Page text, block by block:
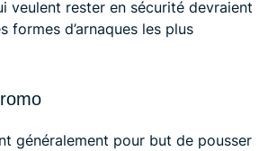
veulent rester en sécurité devraient
formes d’arnaques les plus
généralement pour but de pousser